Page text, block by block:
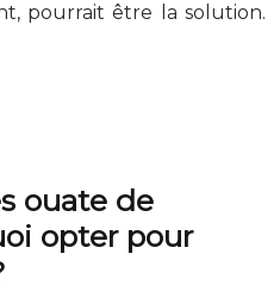
pourrait être la solution.
ouate de
opter pour